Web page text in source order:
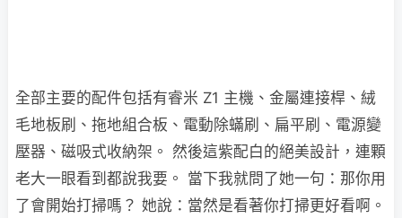
全部主要的配件包括有睿米 Z1 主機、金屬連接桿、絨
毛地板刷、拖地組合板、電動除蟎刷、扁平刷、電源變
壓器、磁吸式收納架。 然後這紫配白的絕美設計，連顆
老大一眼看到都說我要。 當下我就問了她一句：那你用
了會開始打掃嗎？ 她說：當然是看著你打掃更好看啊。